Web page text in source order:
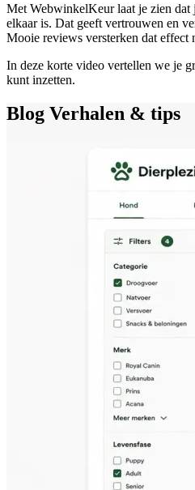
Met WebwinkelKeur laat je zien
elkaar is. Dat geeft vertrouwen en
Mooie reviews versterken dat effect
In deze korte video vertellen we je
kunt inzetten.
Blog Verhalen & tips